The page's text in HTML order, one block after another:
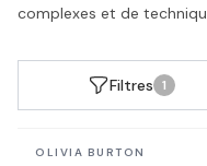
complexes et de
Filtres 1
En stock
OLIVIA BURTON